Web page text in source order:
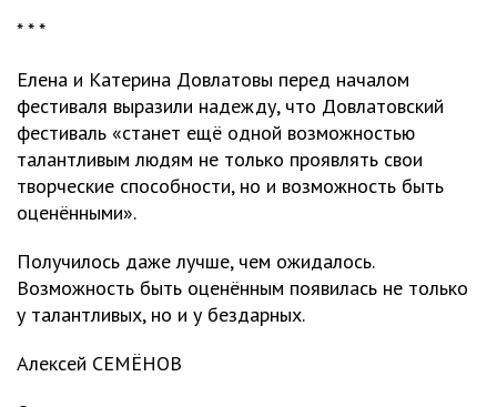
* * *
Елена и Катерина Довлатовы перед началом
фестиваля выразили надежду, что Довлатовский
фестиваль «станет ещё одной возможностью
талантливым людям не только проявлять свои
творческие способности, но и возможность быть
оценёнными».
Получилось даже лучше, чем ожидалось.
Возможность быть оценённым появилась не только
у талантливых, но и у бездарных.
Алексей СЕМЁНОВ